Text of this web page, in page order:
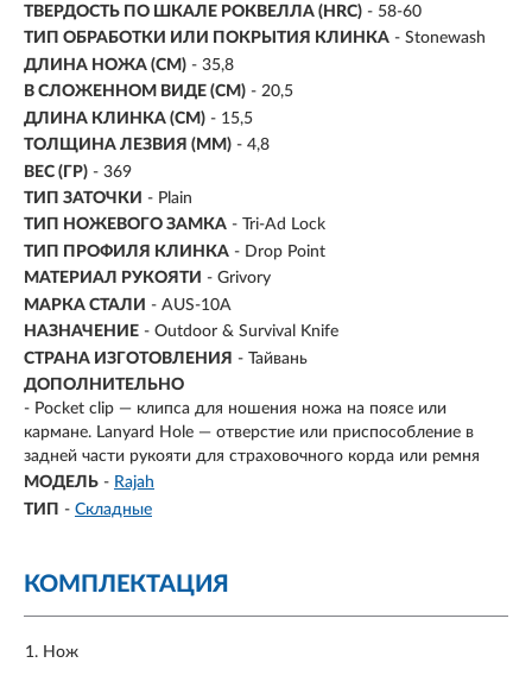
ТВЕРДОСТЬ ПО ШКАЛЕ РОКВЕЛЛА (HRC) - 58-60
ТИП ОБРАБОТКИ ИЛИ ПОКРЫТИЯ КЛИНКА - Stonewash
ДЛИНА НОЖА (СМ) - 35,8
В СЛОЖЕННОМ ВИДЕ (СМ) - 20,5
ДЛИНА КЛИНКА (СМ) - 15,5
ТОЛЩИНА ЛЕЗВИЯ (ММ) - 4,8
ВЕС (ГР) - 369
ТИП ЗАТОЧКИ - Plain
ТИП НОЖЕВОГО ЗАМКА - Tri-Ad Lock
ТИП ПРОФИЛЯ КЛИНКА - Drop Point
МАТЕРИАЛ РУКОЯТИ - Grivory
МАРКА СТАЛИ - AUS-10A
НАЗНАЧЕНИЕ - Outdoor & Survival Knife
СТРАНА ИЗГОТОВЛЕНИЯ - Тайвань
ДОПОЛНИТЕЛЬНО
- Pocket clip — клипса для ношения ножа на поясе или
кармане. Lanyard Hole — отверстие или приспособление в
задней части рукояти для страховочного корда или ремня
МОДЕЛЬ - Rajah
ТИП - Складные
КОМПЛЕКТАЦИЯ
Нож